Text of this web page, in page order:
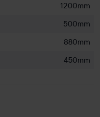
1200mm
500mm
880mm
450mm